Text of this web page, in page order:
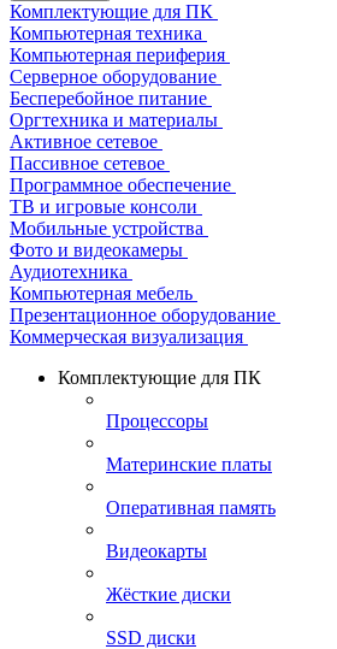
Комплектующие для ПК
Компьютерная техника
Компьютерная периферия
Серверное оборудование
Бесперебойное питание
Оргтехника и материалы
Активное сетевое
Пассивное сетевое
Программное обеспечение
ТВ и игровые консоли
Мобильные устройства
Фото и видеокамеры
Аудиотехника
Компьютерная мебель
Презентационное оборудование
Коммерческая визуализация
Комплектующие для ПК
Процессоры
Материнские платы
Оперативная память
Видеокарты
Жёсткие диски
SSD диски